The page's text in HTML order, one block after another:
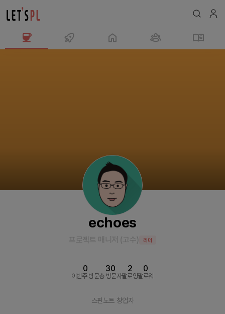
echoes
프로젝트 매니저 (고수) 리더
이번주 방문
0
총 방문자
30
팔로잉
2
팔로워
0
스핀노트 창업자